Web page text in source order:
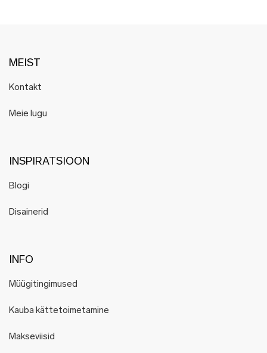
MEIST
Kontakt
Meie lugu
INSPIRATSIOON
Blogi
Disainerid
INFO
Müügitingimused
Kauba kättetoimetamine
Makseviisid